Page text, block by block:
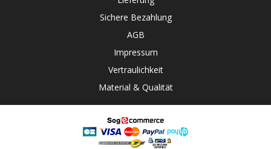
Sichere Bezahlung
AGB
Impressum
Vertraulichkeit
Material & Qualität